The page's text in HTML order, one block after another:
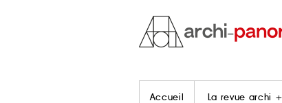
Accueil La revue archi +